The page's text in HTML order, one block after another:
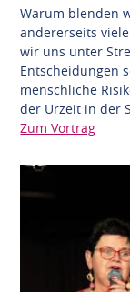
Warum blenden
andererseits
wir uns unter
Entscheidungen
menschliche
der Urzeit in der
Zum Vortrag